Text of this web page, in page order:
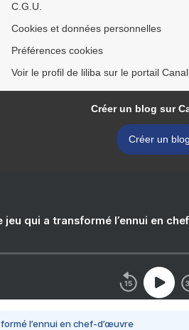
C.G.U.
Cookies et données personnelles
Préférences cookies
Voir le profil de liliba sur le portail
Créer un blog sur
Créer un blog
jeu qui a transformé l’ennui en
l’ennui en chef-d’œuvre